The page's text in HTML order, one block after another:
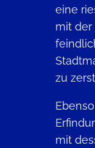
eine
mit der
zu
mit